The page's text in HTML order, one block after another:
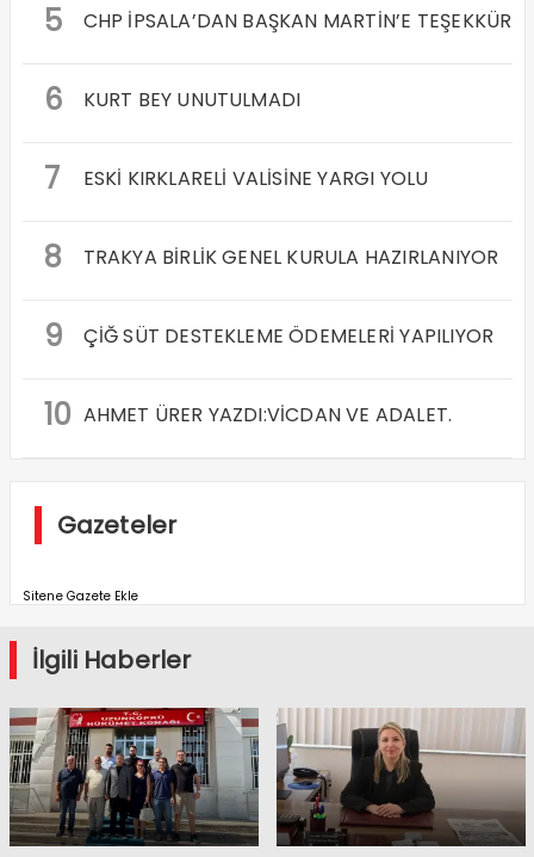
5 CHP İPSALA’DAN BAŞKAN MARTİN’E TEŞEKKÜR
6 KURT BEY UNUTULMADI
7 ESKİ KIRKLARELİ VALİSİNE YARGI YOLU
8 TRAKYA BİRLİK GENEL KURULA HAZIRLANIYOR
9 ÇİĞ SÜT DESTEKLEME ÖDEMELERİ YAPILIYOR
10 AHMET ÜRER YAZDI:VİCDAN VE ADALET.
Gazeteler
Sitene Gazete Ekle
İlgili Haberler